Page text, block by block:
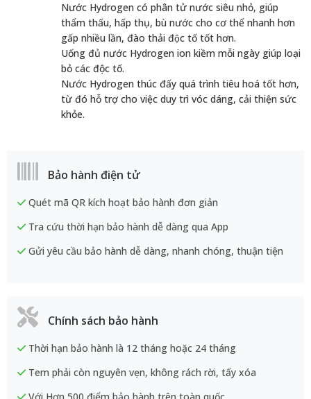
Nước Hydrogen có phân tử nước siêu nhỏ, giúp
thẩm thấu, hấp thụ, bù nước cho cơ thể nhanh hơn
gấp nhiều lần, đào thải độc tố tốt hơn.
Uống đủ nước Hydrogen ion kiềm mỗi ngày giúp loại
bỏ các độc tố.
Nước Hydrogen thúc đấy quá trình tiêu hoá tốt hơn,
từ đó hỗ trợ cho việc duy trì vóc dáng, cải thiện sức
khỏe.
Bảo hành điện tử
Quét mã QR kích hoạt bảo hành đơn giản
Tra cứu thời hạn bảo hành dễ dàng qua App
Gửi yêu cầu bảo hành dễ dàng, nhanh chóng, thuận tiện
Chính sách bảo hành
Thời hạn bảo hành là 12 tháng hoặc 24 tháng
Tem phải còn nguyên vẹn, không rách rời, tẩy xóa